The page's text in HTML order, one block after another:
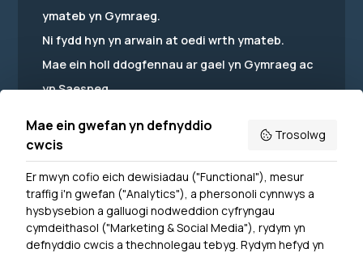
Dewislen Troedyn
Newyddion
ymateb yn Gymraeg.
Ni fydd hyn yn arwain at oedi wrth ymateb.
Mae ein holl ddogfennau ar gael yn Gymraeg ac
yn Saesneg.
Powered by Translate
Mae ein gwefan yn defnyddio
cwcis
Trosolwg
Er mwyn cofio eich dewisiadau ("Functional"), mesur
traffig i'n gwefan ("Analytics"), a phersonoli cynnwys a
hysbysebion a galluogi nodweddion cyfryngau
cymdeithasol ("Marketing & Social Media"), rydym yn
defnyddio cwcis a thechnolegau tebyg. Rydym hefyd yn